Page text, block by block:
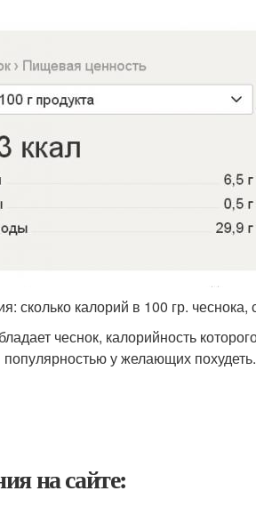
калорий в 100 гр. чеснока,
чеснок, калорийность
у желающих похудеть.
на сайте: